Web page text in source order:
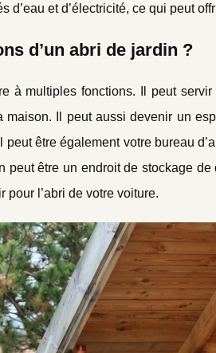
et d’électricité, ce qui peut
d’un abri de jardin ?
à multiples fonctions. Il peut
Il peut aussi devenir un
être également votre bureau
peut être un endroit de stockage
pour l’abri de votre voiture.